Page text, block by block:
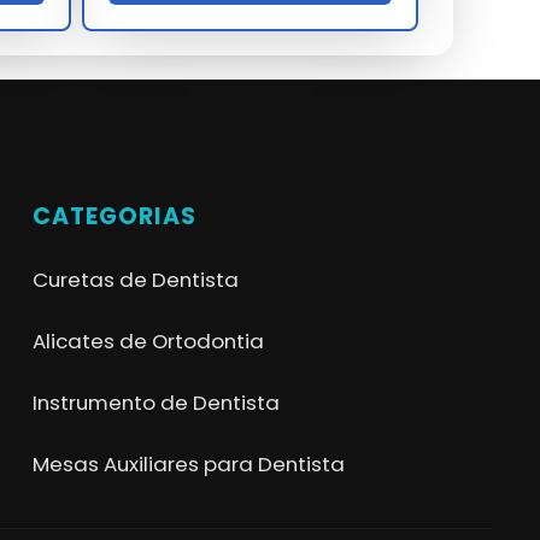
CATEGORIAS
Curetas de Dentista
Alicates de Ortodontia
Instrumento de Dentista
Mesas Auxiliares para Dentista